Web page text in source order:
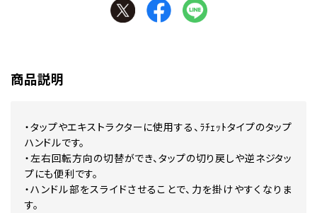
商品説明
・タップやエキストラクターに使用する、ﾗﾁｪｯﾄタイプのタップ
ハンドルです。
・左右回転方向の切替ができ、タップの切り戻しや逆ネジタッ
プにも便利です。
・ハンドル部をスライドさせることで、力を掛けやすくなりま
す。